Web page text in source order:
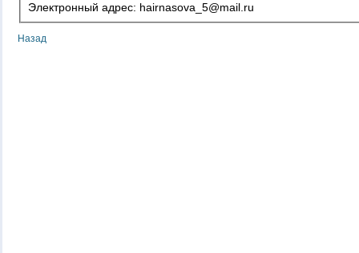
Электронный адрес: hairnasova_5@mail.ru
Назад